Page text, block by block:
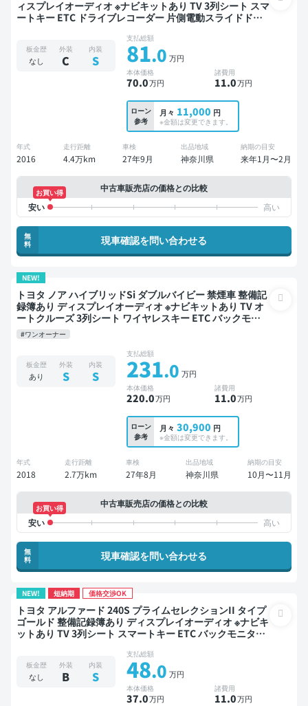
ィスプレイオーディオ ※ナビキットあり TV 3列シート スマ
ートキー ETC ドライブレコーダー 片側電動スライドドア
板金歴
なし
外装
C
内装
S
支払総額
81.0 万円
本体価格
70.0万円
諸費用
11.0万円
ローン
参考
月々 11,000 円
※金額は変更できます。
年式
2016
走行距離
4.4万km
車検
27年9月
出品地域
神奈川県
納期の目安
来年1月〜2月
中古車販売店の価格との比較
お買い得
無
料
現車確認を問い合わせる
NEW!
トヨタ ノア ハイブリッドSi ダブルバイビー 禁煙車 整備記
録簿あり ディスプレイオーディオ ※ナビキットあり TV オ
ートクルーズ 3列シート ワイヤレスキー ETC バックモニ
ター ドライブレコーダー 両側電動スライドドア 7人乗り
#ワンオーナー
板金歴
あり
外装
S
内装
S
支払総額
231.0 万円
本体価格
220.0万円
諸費用
11.0万円
ローン
参考
月々 30,900 円
※金額は変更できます。
年式
2018
走行距離
2.7万km
車検
27年8月
出品地域
神奈川県
納期の目安
10月〜11月
中古車販売店の価格との比較
お買い得
無
料
現車確認を問い合わせる
NEW! 短納期 価格交渉OK
トヨタ アルファード 240S プライムセレクションII タイプ
ゴールド 整備記録簿あり ディスプレイオーディオ ※ナビキ
ットあり TV 3列シート スマートキー ETC バックモニター
板金歴
なし
外装
B
内装
S
支払総額
48.0 万円
本体価格
37.0万円
諸費用
11.0万円